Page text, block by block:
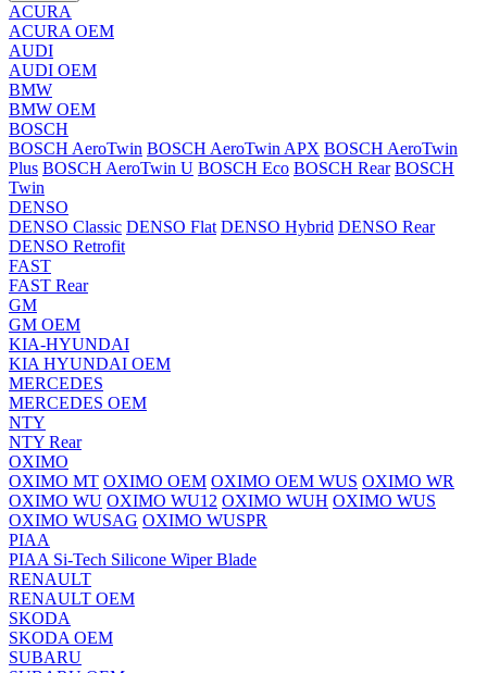
ACURA
ACURA OEM
AUDI
AUDI OEM
BMW
BMW OEM
BOSCH
BOSCH AeroTwin BOSCH AeroTwin APX BOSCH AeroTwin
Plus BOSCH AeroTwin U BOSCH Eco BOSCH Rear BOSCH
Twin
DENSO
DENSO Classic DENSO Flat DENSO Hybrid DENSO Rear
DENSO Retrofit
FAST
FAST Rear
GM
GM OEM
KIA-HYUNDAI
KIA HYUNDAI OEM
MERCEDES
MERCEDES OEM
NTY
NTY Rear
OXIMO
OXIMO MT OXIMO OEM OXIMO OEM WUS OXIMO WR
OXIMO WU OXIMO WU12 OXIMO WUH OXIMO WUS
OXIMO WUSAG OXIMO WUSPR
PIAA
PIAA Si-Tech Silicone Wiper Blade
RENAULT
RENAULT OEM
SKODA
SKODA OEM
SUBARU